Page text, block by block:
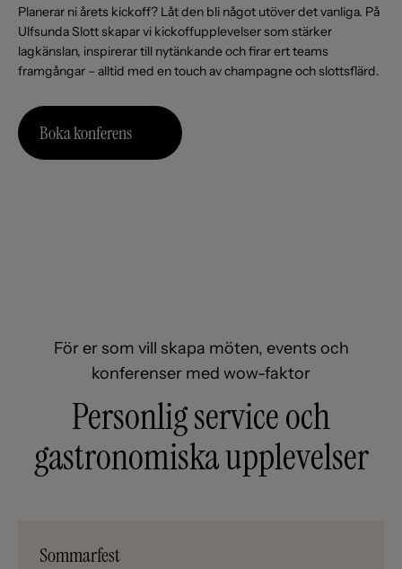
Planerar ni årets kickoff? Låt den bli något utöver det vanliga. På
Ulfsunda Slott skapar vi kickoffupplevelser som stärker
lagkänslan, inspirerar till nytänkande och firar ert teams
framgångar – alltid med en touch av champagne och slottsflärd.
Boka konferens
För er som vill skapa möten, events och
konferenser med wow-faktor
Personlig service och
gastronomiska upplevelser
Sommarfest